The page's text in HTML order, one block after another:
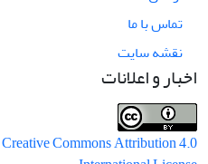
تماس با ما
نقشه سایت
اخبار و اعلانات
Creative Commons Attribution 4.0